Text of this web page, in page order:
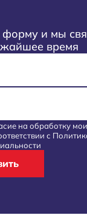
форму и мы
время
на обработку
с